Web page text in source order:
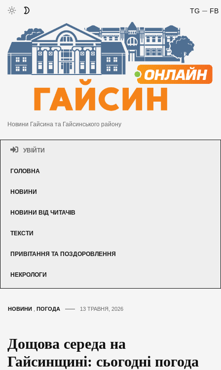
FB
TG
Новини Гайсина та Гайсинського району
УВІЙТИ
ГОЛОВНА
НОВИНИ
НОВИНИ ВІД ЧИТАЧІВ
ТЕКСТИ
ПРИВІТАННЯ ТА ПОЗДОРОВЛЕННЯ
НЕКРОЛОГИ
НОВИНИ ПОГОДА 13 ТРАВНЯ, 2026
Дощова середа на
Гайсинщині: сьогодні погода